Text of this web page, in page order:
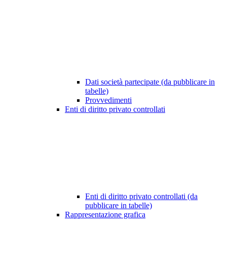
Dati società partecipate (da pubblicare in
tabelle)
Provvedimenti
Enti di diritto privato controllati
Enti di diritto privato controllati (da
pubblicare in tabelle)
Rappresentazione grafica